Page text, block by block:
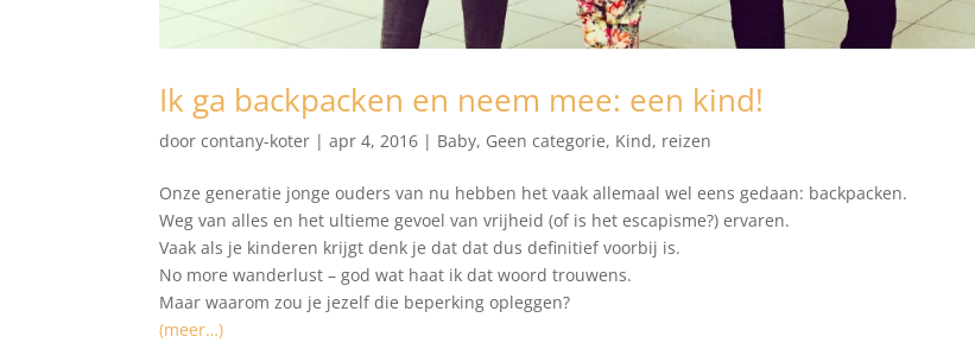
Ik ga backpacken en neem mee: een kind!
doorcontany-koter |apr 4, 2016 | Baby, Geen categorie, Kind, reizen
Onze generatie jonge ouders van nu hebben het vaak allemaal wel eens gedaan: backpacken.
Weg van alles en het ultieme gevoel van vrijheid (of is het escapisme?) ervaren.
Vaak als je kinderen krijgt denk je dat dat dus definitief voorbij is.
No more wanderlust – god wat haat ik dat woord trouwens.
Maar waarom zou je jezelf die beperking opleggen?
(meer…)